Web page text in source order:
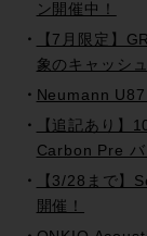
ン開催中！
【7月限定】
象のキャッシ
Neumann U87
【追記あり】
Carbon Pre バ
【3/28まで】
開催！